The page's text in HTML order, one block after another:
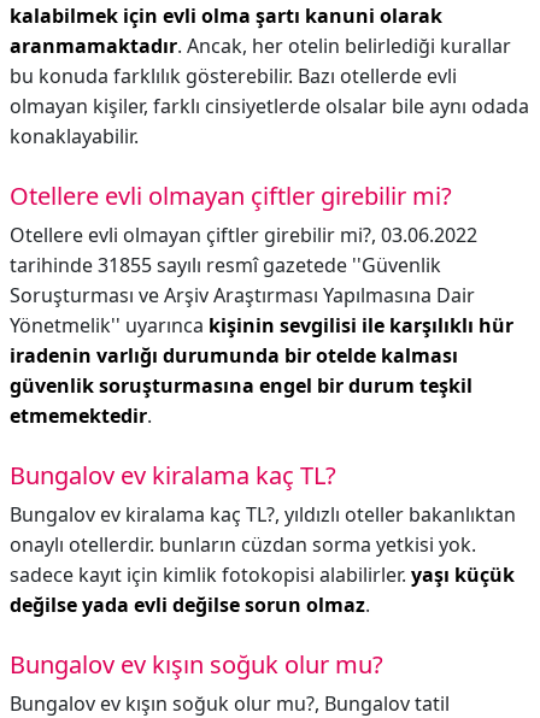
kalabilmek için evli olma şartı kanuni olarak
aranmamaktadır. Ancak, her otelin belirlediği kurallar
bu konuda farklılık gösterebilir. Bazı otellerde evli
olmayan kişiler, farklı cinsiyetlerde olsalar bile aynı odada
konaklayabilir.
Otellere evli olmayan çiftler girebilir mi?
Otellere evli olmayan çiftler girebilir mi?, 03.06.2022
tarihinde 31855 sayılı resmî gazetede ''Güvenlik
Soruşturması ve Arşiv Araştırması Yapılmasına Dair
Yönetmelik'' uyarınca kişinin sevgilisi ile karşılıklı hür
iradenin varlığı durumunda bir otelde kalması
güvenlik soruşturmasına engel bir durum teşkil
etmemektedir.
Bungalov ev kiralama kaç TL?
Bungalov ev kiralama kaç TL?, yıldızlı oteller bakanlıktan
onaylı otellerdir. bunların cüzdan sorma yetkisi yok.
sadece kayıt için kimlik fotokopisi alabilirler. yaşı küçük
değilse yada evli değilse sorun olmaz.
Bungalov ev kışın soğuk olur mu?
Bungalov ev kışın soğuk olur mu?, Bungalov tatil